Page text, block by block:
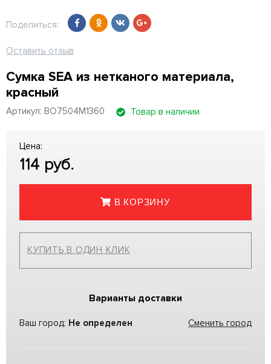
Поделиться:
Оставить отзыв
Сумка SEA из нетканого материала,
красный
Артикул: BO7504M1360 Товар в наличии
Цена:
114 руб.
В КОРЗИНУ
КУПИТЬ В ОДИН КЛИК
Варианты доставки
Ваш город: Не определен Сменить город